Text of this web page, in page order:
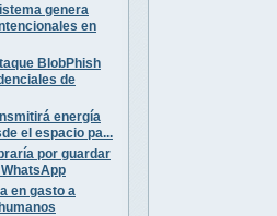
genera
en
BlobPhish
de
energía
el espacio pa...
por guardar
en gasto a